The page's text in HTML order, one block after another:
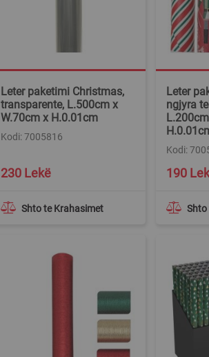
Leter paketimi Christmas,
transparente, L.500cm x
W.70cm x H.0.01cm
Kodi: 7005816
Shto te Krahasimet
230 Lekë
Leter
ngjyra
Kodi:
Shto
190